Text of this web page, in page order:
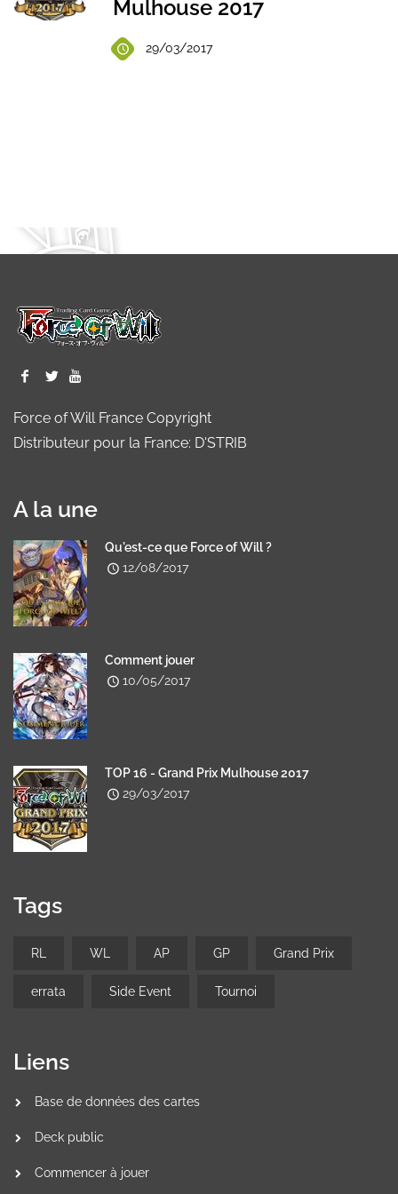
Mulhouse 2017
29/03/2017
Force of Will France Copyright
Distributeur pour la France: D'STRIB
A la une
Qu'est-ce que Force of Will ?
12/08/2017
Comment jouer
10/05/2017
TOP 16 - Grand Prix Mulhouse 2017
29/03/2017
Tags
RL WL AP GP Grand Prix
errata Side Event Tournoi
Liens
Base de données des cartes
Deck public
Commencer à jouer